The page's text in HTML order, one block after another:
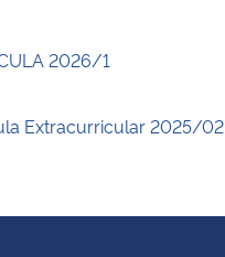
2026/1
Extracurricular 2025/02